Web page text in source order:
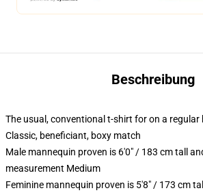
Beschreibung
The usual, conventional t-shirt for on a regular
Classic, beneficiant, boxy match
Male mannequin proven is 6'0" / 183 cm tall
measurement Medium
Feminine mannequin proven is 5'8" / 173 cm